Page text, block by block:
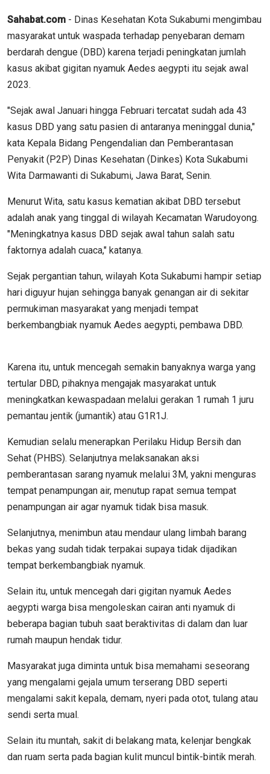
Sahabat.com - Dinas Kesehatan Kota Sukabumi mengimbau
masyarakat untuk waspada terhadap penyebaran demam
berdarah dengue (DBD) karena terjadi peningkatan jumlah
kasus akibat gigitan nyamuk Aedes aegypti itu sejak awal
2023.
"Sejak awal Januari hingga Februari tercatat sudah ada 43
kasus DBD yang satu pasien di antaranya meninggal dunia,"
kata Kepala Bidang Pengendalian dan Pemberantasan
Penyakit (P2P) Dinas Kesehatan (Dinkes) Kota Sukabumi
Wita Darmawanti di Sukabumi, Jawa Barat, Senin.
Menurut Wita, satu kasus kematian akibat DBD tersebut
adalah anak yang tinggal di wilayah Kecamatan Warudoyong.
"Meningkatnya kasus DBD sejak awal tahun salah satu
faktornya adalah cuaca," katanya.
Sejak pergantian tahun, wilayah Kota Sukabumi hampir setiap
hari diguyur hujan sehingga banyak genangan air di sekitar
permukiman masyarakat yang menjadi tempat
berkembangbiak nyamuk Aedes aegypti, pembawa DBD.
Karena itu, untuk mencegah semakin banyaknya warga yang
tertular DBD, pihaknya mengajak masyarakat untuk
meningkatkan kewaspadaan melalui gerakan 1 rumah 1 juru
pemantau jentik (jumantik) atau G1R1J.
Kemudian selalu menerapkan Perilaku Hidup Bersih dan
Sehat (PHBS). Selanjutnya melaksanakan aksi
pemberantasan sarang nyamuk melalui 3M, yakni menguras
tempat penampungan air, menutup rapat semua tempat
penampungan air agar nyamuk tidak bisa masuk.
Selanjutnya, menimbun atau mendaur ulang limbah barang
bekas yang sudah tidak terpakai supaya tidak dijadikan
tempat berkembangbiak nyamuk.
Selain itu, untuk mencegah dari gigitan nyamuk Aedes
aegypti warga bisa mengoleskan cairan anti nyamuk di
beberapa bagian tubuh saat beraktivitas di dalam dan luar
rumah maupun hendak tidur.
Masyarakat juga diminta untuk bisa memahami seseorang
yang mengalami gejala umum terserang DBD seperti
mengalami sakit kepala, demam, nyeri pada otot, tulang atau
sendi serta mual.
Selain itu muntah, sakit di belakang mata, kelenjar bengkak
dan ruam serta pada bagian kulit muncul bintik-bintik merah.